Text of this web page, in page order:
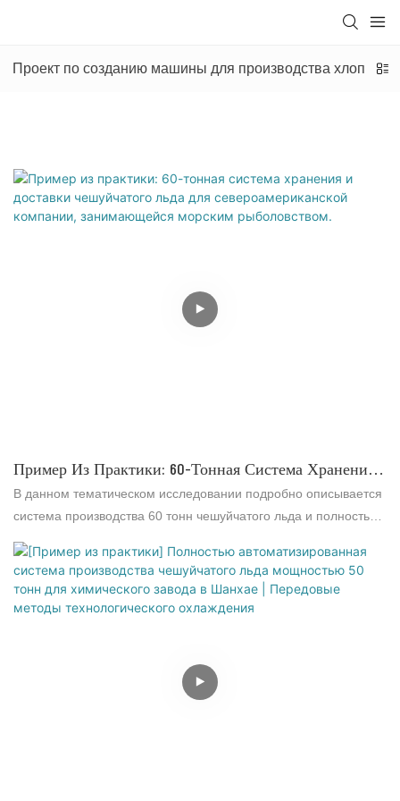
Проект по созданию машины для производства
Пример Из Практики: 60-Тонная Система Хранения
И Доставки Чешуйчатого Льда Для
Североамериканской Компании, Занимающейся
Морским Рыболовством.
В данном тематическом исследовании подробно описывается
система производства 60 тонн чешуйчатого льда и полностью
автоматизированная система хранения и доставки,
внедренная компанией ICESTA для американской компании,
занимающейся морским рыболовством. В нем
рассматриваются предыстория, основные преимущества
производства для рыболовства.